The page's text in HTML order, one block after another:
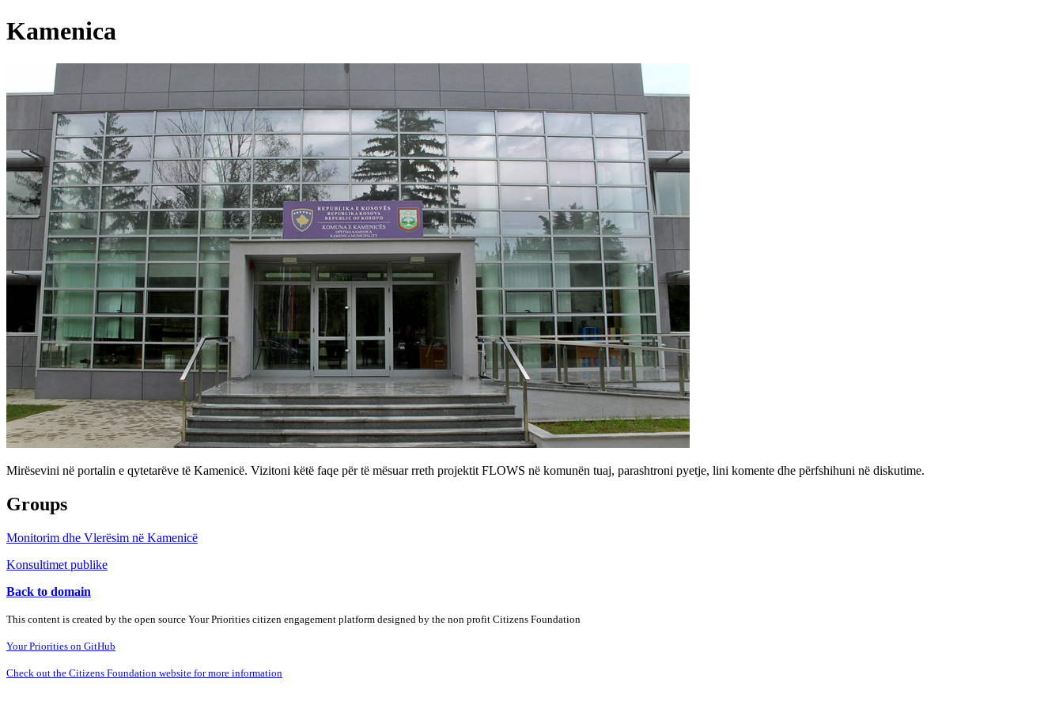
Kamenica
Mirësevini në portalin e qytetarëve të Kamenicë. Vizitoni këtë faqe për të mësuar rreth projektit FLOWS në komunën tuaj, parashtroni pyetje, lini komente dhe përfshihuni në diskutime.
Groups
Monitorim dhe Vlerësim në Kamenicë
Konsultimet publike
Back to domain
This content is created by the open source Your Priorities citizen engagement platform designed by the non profit Citizens Foundation
Your Priorities on GitHub
Check out the Citizens Foundation website for more information